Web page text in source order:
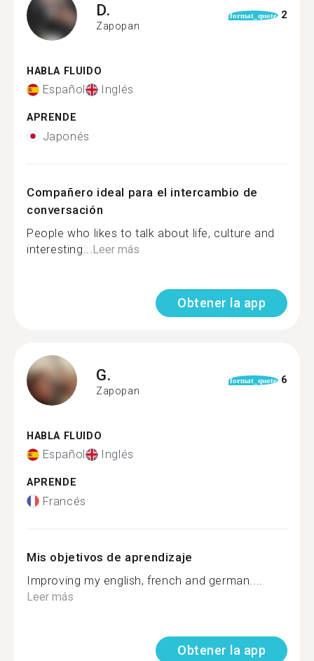
D.
Zapopan
format_quote 2
HABLA FLUIDO
Español Inglés
APRENDE
Japonés
Compañero ideal para el intercambio de
conversación
People who likes to talk about life, culture and
interesting... Leer más
Obtener la app
G.
Zapopan
format_quote 6
HABLA FLUIDO
Español Inglés
APRENDE
Francés
Mis objetivos de aprendizaje
Improving my english, french and german....
Leer más
Obtener la app